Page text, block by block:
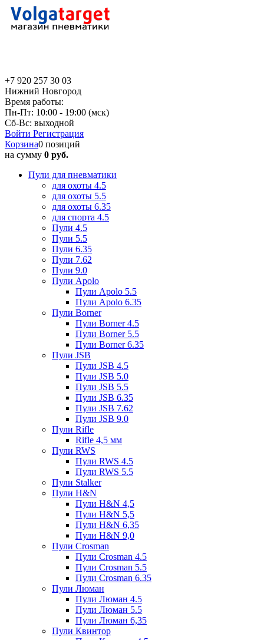
+7 920 257 30 03
Нижний Новгород
Время работы:
Пн-Пт: 10:00 - 19:00 (мск)
Сб-Вс: выходной
Войти Регистрация
Корзина0 позиций
на сумму 0 руб.
Пули для пневматики
для охоты 4.5
для охоты 5.5
для охоты 6.35
для спорта 4.5
Пули 4.5
Пули 5.5
Пули 6.35
Пули 7.62
Пули 9.0
Пули Apolo
Пули Apolo 5.5
Пули Apolo 6.35
Пули Borner
Пули Borner 4.5
Пули Borner 5.5
Пули Borner 6.35
Пули JSB
Пули JSB 4.5
Пули JSB 5.0
Пули JSB 5.5
Пули JSB 6.35
Пули JSB 7.62
Пули JSB 9.0
Пули Rifle
Rifle 4,5 мм
Пули RWS
Пули RWS 4.5
Пули RWS 5.5
Пули Stalker
Пули H&N
Пули H&N 4,5
Пули H&N 5,5
Пули H&N 6,35
Пули H&N 9,0
Пули Crosman
Пули Crosman 4.5
Пули Crosman 5.5
Пули Crosman 6.35
Пули Люман
Пули Люман 4.5
Пули Люман 5.5
Пули Люман 6,35
Пули Квинтор